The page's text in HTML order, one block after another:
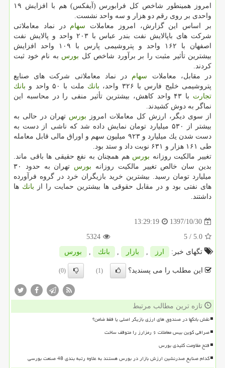
امروز همینطور شاخص كل فرابورس (آیفكس) هم با افزایش ۱۹
واحدی بر روی رقم دو هزار و سه واحد نشست.
بر اساس این گزارش، امروز معاملات سهام در نماد معاملاتی
شركت های باپالایش نفت بندر عباس با ۲۰۳ واحد و پالایش نفت
اصفهان با ۱۶۲ واحد و پتروشیمی پارس با ۱۰۹ واحد افزایش
بیشترین تأثیر مثبت را بر برآورد شاخص كل بورس به نام خود ثبت
كردند.
در مقابل، معاملات سهام در نماد معاملاتی شركت های صنایع
پتروشیمی خلیج فارس با ۳۲۶ واحد،
بانك ملت با ۵۰ واحد و
بانك
تجارت
با ۴۳ واحد كاهش، بیشترین تأثیر منفی را در محاسبه این
نماگر به دوش كشیدند.
از سوی دیگر، ارزش كل معاملات امروز بورس تهران در حالی به
بیشتر از ۵۳۰ میلیارد تومان نمایش داده شد كه ناشی از دست به
دست شدن یك میلیارد و ۹۲۳ میلیون سهم و اوراق مالی قابل معامله
طی ۱۶۱ هزار و ۶۳۱ نوبت داد و ستد بود.
تغییر مالكیت روزانه بورس هم همچنان به نفع حقیقی ها باقی ماند.
بدین سان خالص تغییر مالكیت روزانه بورس
تهران به حدود ۳۰
میلیارد تومان رسید. بیشترین خرید بازیگران خرد در گروه فرآورده
های نفتی بود و در مقابل حقوقی ها بیشترین حمایت را از بانك ها
داشتند.
1397/10/30
13:29:19
5.0
/ 5
5324
تگهای خبر:
ارز , بازار , بانك , بورس
این مطلب را می پسندید؟ (1)
(0)
تازه ترین مطالب مرتبط
نقش بانکها در صندوق های ارزی بازیگر اصلی یا فقط ضامن؟
صرافی کوین بیس معاملات ۶ رمزارز را متوقف ساخت
فتح مقاومت کلیدی بورس
کدام صنایع صدرنشین ارزش بازار در بورس هستند به علاوه رتبه بندی 48 صنعت بورسی